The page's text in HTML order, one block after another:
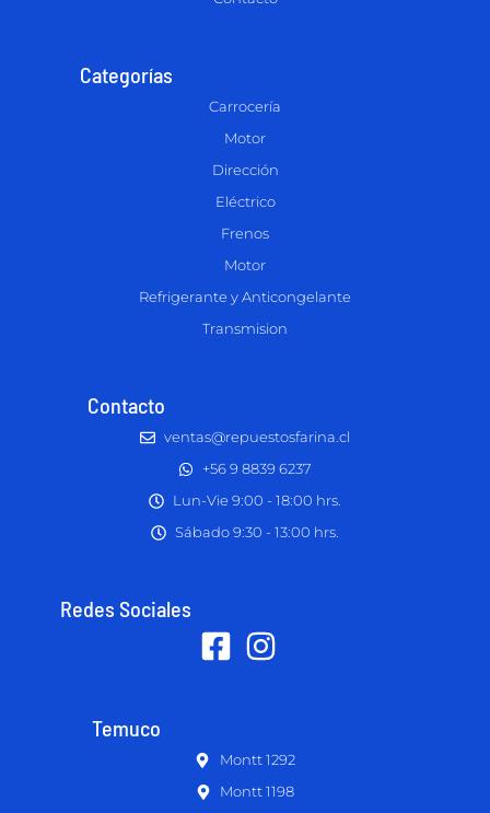
Categorías
Carrocería
Motor
Dirección
Eléctrico
Frenos
Motor
Refrigerante y Anticongelante
Transmision
Contacto
ventas@repuestosfarina.cl
+56 9 8839 6237
Lun-Vie 9:00 - 18:00 hrs.
Sábado 9:30 - 13:00 hrs.
Redes Sociales
Temuco
Montt 1292
Montt 1198